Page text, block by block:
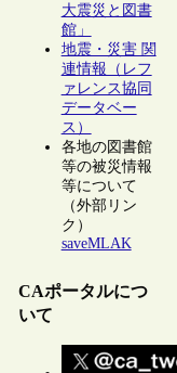
大震災と図書
館」
地震・災害 関
連情報（レフ
ァレンス協同
データベー
ス）
各地の図書館
等の被災情報
等について
（外部リン
ク）
saveMLAK
CAポータルにつ
いて